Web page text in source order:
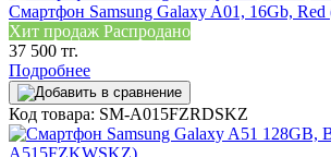
Смартфон Samsung Galaxy A01, 16Gb,
Хит продаж Распродано
37 500 тг.
Подробнее
Код товара: SM-A015FZRDSKZ